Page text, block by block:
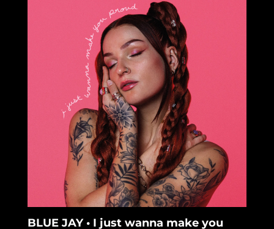
BLUE JAY • I just wanna make you